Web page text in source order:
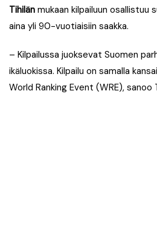
Tihilän mukaan kilpailuun osallistuu
aina yli 90-vuotiaisiin saakka.
– Kilpailussa juoksevat Suomen
ikäluokissa. Kilpailu on samalla
World Ranking Event (WRE), sanoo